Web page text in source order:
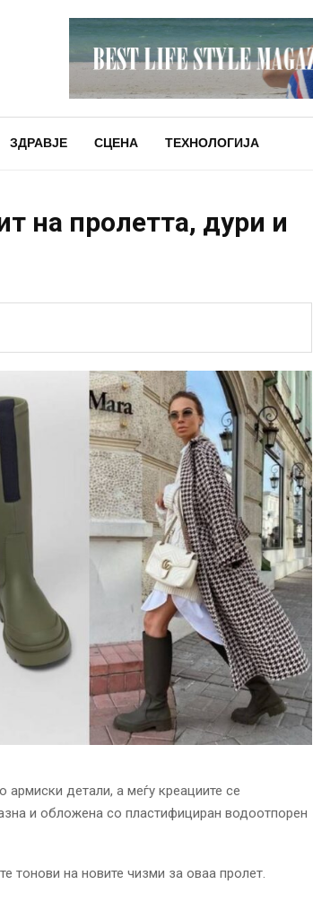
ЗДРАВЈЕ СЦЕНА ТЕХНОЛОГИЈА
на пролетта, дури и
детали, а меѓу креациите се
и обложена со пластифициран водоотпорен
тонови на новите чизми за оваа пролет.